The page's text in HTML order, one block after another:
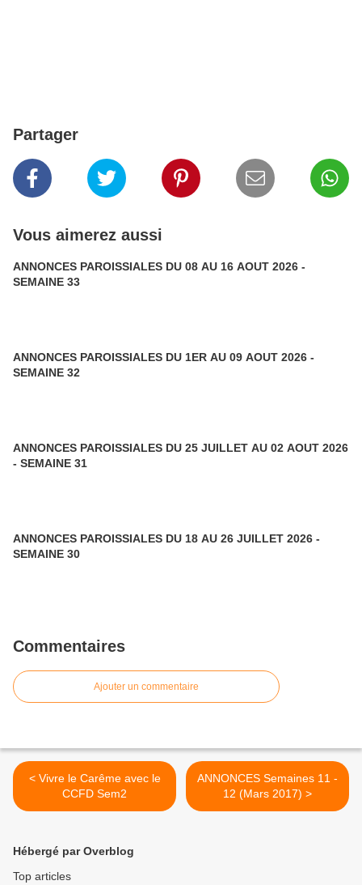
Partager
Vous aimerez aussi
ANNONCES PAROISSIALES DU 08 AU 16 AOUT 2026 -
SEMAINE 33
ANNONCES PAROISSIALES DU 1ER AU 09 AOUT 2026 -
SEMAINE 32
ANNONCES PAROISSIALES DU 25 JUILLET AU 02 AOUT 2026
- SEMAINE 31
ANNONCES PAROISSIALES DU 18 AU 26 JUILLET 2026 -
SEMAINE 30
Commentaires
Ajouter un commentaire
< Vivre le Carême avec le
CCFD Sem2
ANNONCES Semaines 11 -
12 (Mars 2017) >
Hébergé par Overblog
Top articles